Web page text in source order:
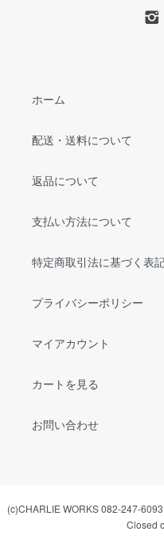
ホーム
配送・送料について
返品について
支払い方法について
特定商取引法に基づく表
プライバシーポリシー
マイアカウント
カートを見る
お問い合わせ
(c)CHARLIE WORKS 082-247-
Closed